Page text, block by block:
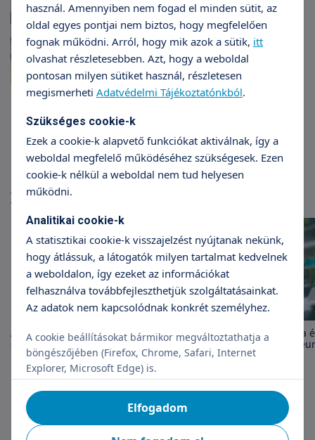
Gyógytornász továbbképzés
Szakmai cikkek
További cikkek
Autizmus világnapja: a megértés
és elfogadás napja
Szédülés – mi okozhatja
indokolt speciális
vizsgálat elvégzése?
Páciens történetek
használ. Amennyiben nem fogad el minden sütit, az
oldal egyes pontjai nem biztos, hogy megfelelően
fognak működni. Arról, hogy mik azok a sütik, itt
olvashat részletesebben. Azt, hogy a weboldal
pontosan milyen sütiket használ, részletesen
megismerheti Adatvédelmi Tájékoztatónkból.
Szükséges cookie-k
Ezek a cookie-k alapvető funkciókat aktiválnak, így a
weboldal megfelelő működéséhez szükségesek. Ezen
cookie-k nélkül a weboldal nem tud helyesen
működni.
Analitikai cookie-k
A statisztikai cookie-k visszajelzést nyújtanak nekünk,
hogy átlássuk, a látogatók milyen tartalmat kedvelnek
a weboldalon, így ezeket az információkat
felhasználva továbbfejleszthetjük szolgáltatásainkat.
Az adatok nem kapcsolódnak konkrét személyhez.
A cookie beállításokat bármikor megváltoztathatja a
böngészőjében (Firefox, Chrome, Safari, Internet
Explorer, Microsoft Edge) is.
Elfogadom